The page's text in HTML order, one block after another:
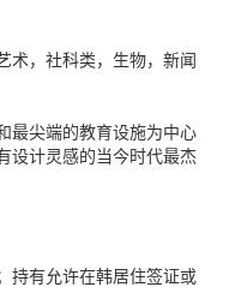
术，社科类，生物，新闻
最尖端的教育设施为中心
设计灵感的当今时代最杰
持有允许在韩居住签证或